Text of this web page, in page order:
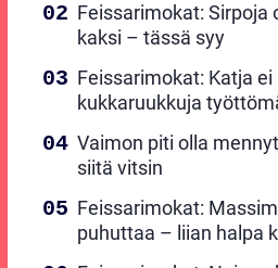
Feissarimokat: Sirpoja
kaksi – tässä syy
Feissarimokat: Katja
kukkaruukkuja
Vaimon piti olla
siitä vitsin
Feissarimokat:
puhuttaa – liian halpa